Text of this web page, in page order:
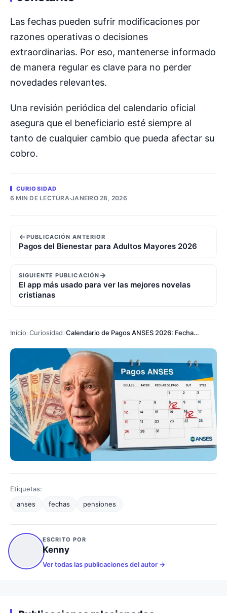
Las fechas pueden sufrir modificaciones por
razones operativas o decisiones
extraordinarias. Por eso, mantenerse informado
de manera regular es clave para no perder
novedades relevantes.
Una revisión periódica del calendario oficial
asegura que el beneficiario esté siempre al
tanto de cualquier cambio que pueda afectar su
cobro.
CURIOSIDAD
6 MIN DE LECTURA·JANEIRO 28, 2026
←PUBLICACIÓN ANTERIOR
Pagos del Bienestar para Adultos Mayores 2026
SIGUIENTE PUBLICACIÓN→
El app más usado para ver las mejores novelas
cristianas
Início Curiosidad Calendario de Pagos ANSES 2026: Fechas Confirmadas
Etiquetas:
anses
fechas pensiones
ESCRITO POR
Kenny
Ver todas las publicaciones del autor